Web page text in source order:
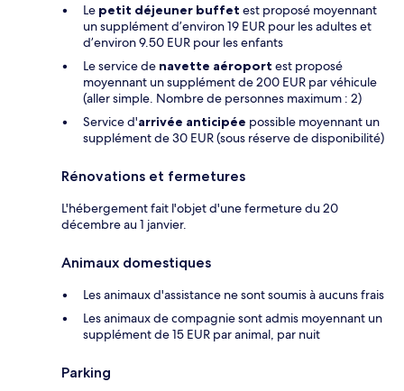
Le petit déjeuner buffet est proposé moyennant
un supplément d’environ 19 EUR pour les adultes et
d’environ 9.50 EUR pour les enfants
Le service de navette aéroport est proposé
moyennant un supplément de 200 EUR par véhicule
(aller simple. Nombre de personnes maximum : 2)
Service d'arrivée anticipée possible moyennant un
supplément de 30 EUR (sous réserve de disponibilité)
Rénovations et fermetures
L'hébergement fait l'objet d'une fermeture du 20
décembre au 1 janvier.
Animaux domestiques
Les animaux d'assistance ne sont soumis à aucuns frais
Les animaux de compagnie sont admis moyennant un
supplément de 15 EUR par animal, par nuit
Parking